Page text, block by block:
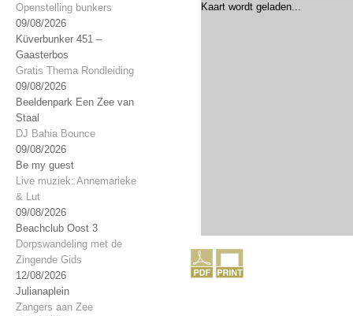
Openstelling bunkers
09/08/2026
Küverbunker 451 –
Gaasterbos
Gratis Thema Rondleiding
09/08/2026
Beeldenpark Een Zee van
Staal
DJ Bahia Bounce
09/08/2026
Be my guest
Live muziek: Annemarieke
& Lut
09/08/2026
Beachclub Oost 3
Dorpswandeling met de
Zingende Gids
12/08/2026
Julianaplein
Zangers aan Zee
Kaart wordt geladen...